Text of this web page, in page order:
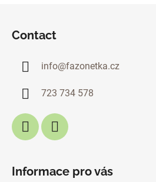
Contact
info@fazonetka.cz
723 734 578
Informace pro vás